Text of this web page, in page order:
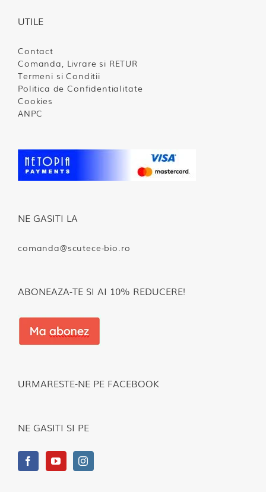
UTILE
Contact
Comanda, Livrare si RETUR
Termeni si Conditii
Politica de Confidentialitate
Cookies
ANPC
NE GASITI LA
comanda@scutece-bio.ro
ABONEAZA-TE SI AI 10% REDUCERE!
URMARESTE-NE PE FACEBOOK
NE GASITI SI PE